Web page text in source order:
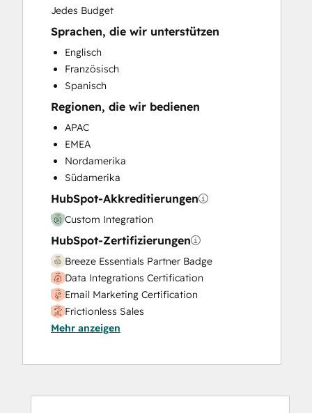
Sales and Marketing Alignment
Sales Coaching and Training
Search Engine Optimization
Website Design
Website Development
Website Migration
Jedes Budget
Sprachen, die wir unterstützen
Englisch
Französisch
Spanisch
Regionen, die wir bedienen
APAC
EMEA
Nordamerika
Südamerika
HubSpot-Akkreditierungen
Custom Integration
HubSpot-Zertifizierungen
Breeze Essentials Partner Badge
Data Integrations Certification
Email Marketing Certification
Frictionless Sales
HubSpot Implementation for Partners
Certification
HubSpot Sales Software
Mehr anzeigen